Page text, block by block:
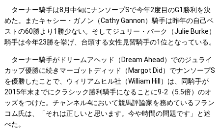
ターナー騎手は8月中旬にナンソープSで今年2度目のG1勝利を決
めた。またキャシー・ガノン（Cathy Gannon）騎手は昨年の自己ベ
ストの60勝より1勝少ない。そしてジュリー・バーク（Julie Burke）
騎手は今年23勝を挙げ、台頭する女性見習騎手の1位となっている。
ターナー騎手がドリームアヘッド（Dream Ahead）でのジュライ
カップ優勝に続きマーゴットディッド（Margot Did）でナンソープS
を優勝したことで、ウィリアムヒル社（William Hill）は、同騎手が
2015年末までにクラシック勝利騎手になることに9-2（5.5倍）のオ
ッズをつけた。チャンネル4において競馬評論家を務めているフラン
コム氏は、「それは正しいと思います。今や時間の問題です」と述
べた。